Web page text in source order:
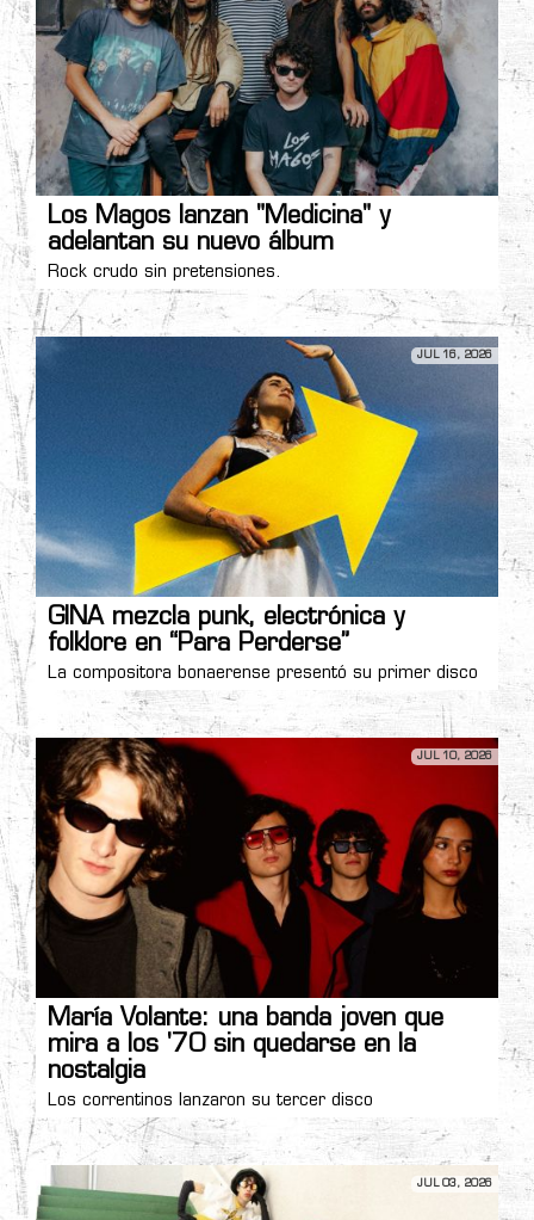
Los Magos lanzan "Medicina" y
adelantan su nuevo álbum
Rock crudo sin pretensiones.
JUL 16, 2026
GINA mezcla punk, electrónica y
folklore en “Para Perderse”
La compositora bonaerense presentó su primer disco
JUL 10, 2026
María Volante: una banda joven que
mira a los '70 sin quedarse en la
nostalgia
Los correntinos lanzaron su tercer disco
JUL 03, 2026